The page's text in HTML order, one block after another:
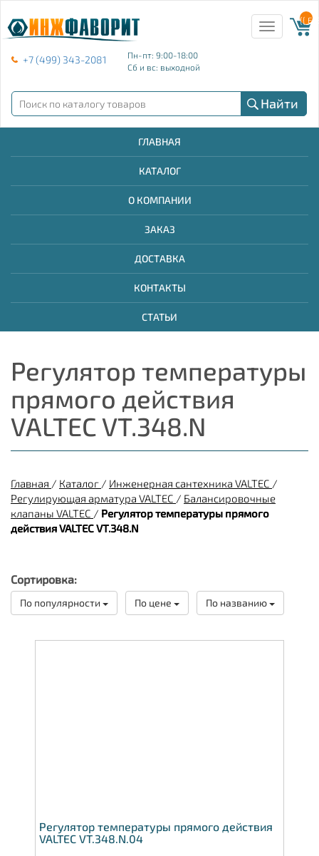
+7 (499) 343-2081
Пн-пт: 9:00-18:00
Сб и вс: выходной
Toggle
navigation
{{
Найти
ГЛАВНАЯ
КАТАЛОГ
О КОМПАНИИ
ЗАКАЗ
ДОСТАВКА
КОНТАКТЫ
СТАТЬИ
Регулятор температуры
прямого действия
VALTEC VT.348.N
Главная / Каталог / Инженерная сантехника VALTEC /
Регулирующая арматура VALTEC / Балансировочные
клапаны VALTEC / Регулятор температуры прямого
действия VALTEC VT.348.N
Сортировка:
По популярности По цене По названию
Регулятор температуры прямого действия
VALTEC VT.348.N.04